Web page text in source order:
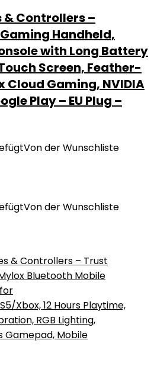
& Controllers –
Handheld,
with Long Battery
Screen, Feather-
Cloud Gaming, NVIDIA
Play – EU Plug –
Von der Wunschliste
Von der Wunschliste